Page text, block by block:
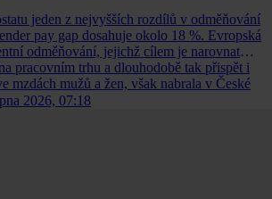
jeden z nejvyšších rozdílů v odměňování
pay gap dosahuje okolo 18 %. Evropská
odměňování, jejichž cílem je narovnat
pracovním trhu a dlouhodobě tak přispět i
mzdách mužů a žen, však nabrala v České
2026, 07:18